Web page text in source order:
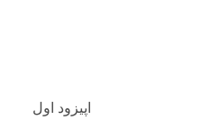
اپیزود اول